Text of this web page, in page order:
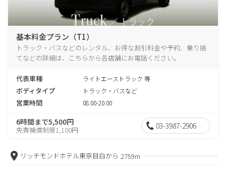
基本料金プラン（T1）
トラック・バスなどのレンタル、お得な割引料金や予約、乗り捨
てなどの詳細は、こちらから各店舗にお電話ください。
代表車種 ライトエーストラック 等
ボディタイプ トラック・バスなど
営業時間 08:00-20:00
6時間まで5,500円
免責補償制度1,100円 03-3987-2906
リッチモンドホテル東京目白から 2759m